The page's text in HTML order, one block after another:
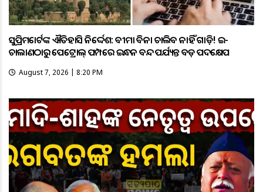
ସୁପ୍ରିମକୋର୍ଟଙ୍କ ଐତିହାସିକ ନିର୍ଦ୍ଦେଶ: ବୀମା ବିନା ଚାଲିବ ନାହିଁ ଗାଡ଼ି! ଇ-
ଚାଲାଣଠାରୁ ପେଟ୍ରୋଲ୍ ପମ୍ପରେ ଇନ୍ଧନ ବନ୍ଦ ପର୍ଯ୍ୟନ୍ତ ବଡ଼ ପଦକ୍ଷେପ
August 7, 2026 | 8:20 PM